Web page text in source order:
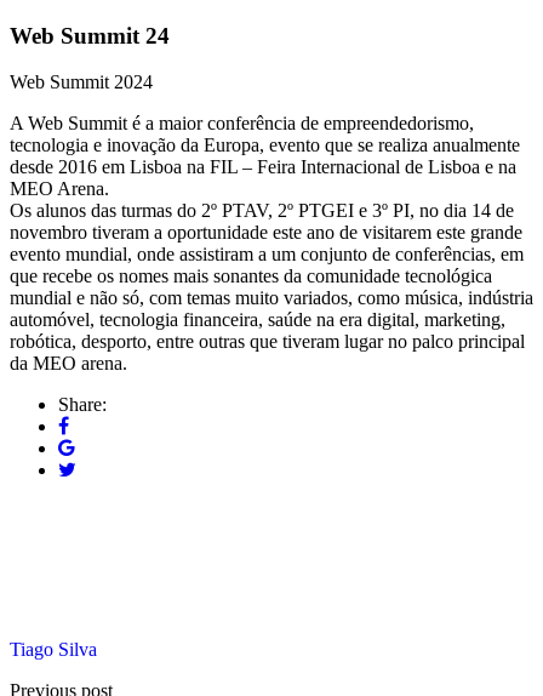
Web Summit 24
Web Summit 2024
A Web Summit é a maior conferência de empreendedorismo,
tecnologia e inovação da Europa, evento que se realiza anualmente
desde 2016 em Lisboa na FIL – Feira Internacional de Lisboa e na
MEO Arena.
Os alunos das turmas do 2º PTAV, 2º PTGEI e 3º PI, no dia 14 de
novembro tiveram a oportunidade este ano de visitarem este grande
evento mundial, onde assistiram a um conjunto de conferências, em
que recebe os nomes mais sonantes da comunidade tecnológica
mundial e não só, com temas muito variados, como música, indústria
automóvel, tecnologia financeira, saúde na era digital, marketing,
robótica, desporto, entre outras que tiveram lugar no palco principal
da MEO arena.
Share:
Tiago Silva
Previous post